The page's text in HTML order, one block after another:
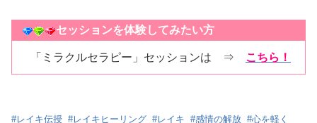
セッションを体験してみたい方
「ミラクルセラピー」セッションは ⇒ こちら！
#レイキ伝授 #レイキヒーリング #レイキ #感情の解放 #心を軽く